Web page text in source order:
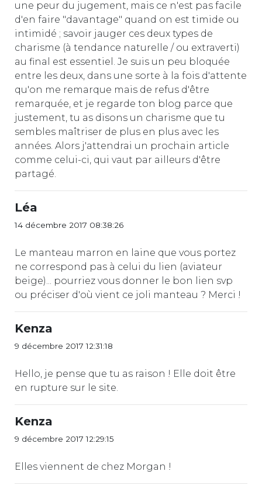
une peur du jugement, mais ce n'est pas facile
d'en faire "davantage" quand on est timide ou
intimidé ; savoir jauger ces deux types de
charisme (à tendance naturelle / ou extraverti)
au final est essentiel. Je suis un peu bloquée
entre les deux, dans une sorte à la fois d'attente
qu'on me remarque mais de refus d'être
remarquée, et je regarde ton blog parce que
justement, tu as disons un charisme que tu
sembles maîtriser de plus en plus avec les
années. Alors j'attendrai un prochain article
comme celui-ci, qui vaut par ailleurs d'être
partagé.
Léa
14 décembre 2017 08:38:26
Le manteau marron en laine que vous portez
ne correspond pas à celui du lien (aviateur
beige)... pourriez vous donner le bon lien svp
ou préciser d'où vient ce joli manteau ? Merci !
Kenza
9 décembre 2017 12:31:18
Hello, je pense que tu as raison ! Elle doit être
en rupture sur le site.
Kenza
9 décembre 2017 12:29:15
Elles viennent de chez Morgan !